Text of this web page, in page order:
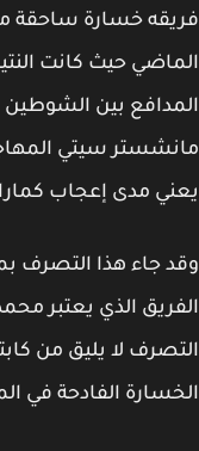
خسارة ساحقة من
بين الشوطين
سيتي المهاجم
مدى إعجاب كمارا
جاء هذا التصرف
الذي يعتبر محمد
لا يليق من
الفادحة في